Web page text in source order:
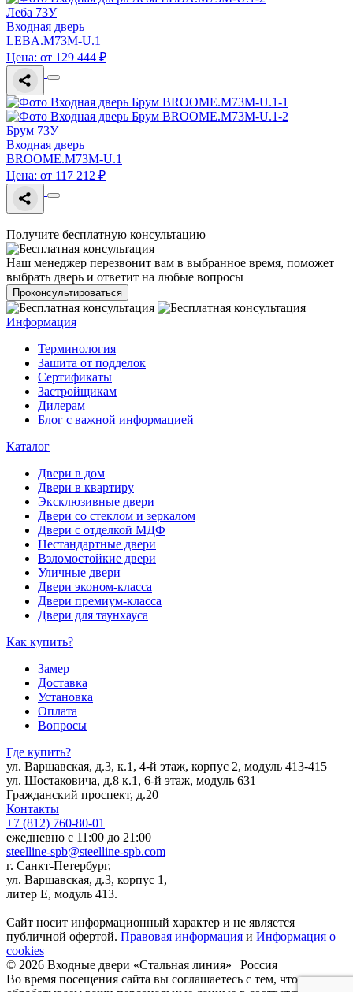
Леба 73У
Входная дверь
LEBA.M73M-U.1
Цена: от 129 444 ₽
Брум 73У
Входная дверь
BROOME.M73M-U.1
Цена: от 117 212 ₽
Получите бесплатную консультацию
Наш менеджер перезвонит вам в выбранное время, поможет
выбрать дверь и ответит на любые вопросы
Проконсультироваться
Информация
Терминология
Зашита от подделок
Сертификаты
Застройщикам
Дилерам
Блог с важной информацией
Каталог
Двери в дом
Двери в квартиру
Эксклюзивные двери
Двери со стеклом и зеркалом
Двери с отделкой МДФ
Нестандартные двери
Взломостойкие двери
Уличные двери
Двери эконом-класса
Двери премиум-класса
Двери для таунхауса
Как купить?
Замер
Доставка
Установка
Оплата
Вопросы
Где купить?
ул. Варшавская, д.3, к.1, 4-й этаж, корпус 2, модуль 413-415
ул. Шостаковича, д.8 к.1, 6-й этаж, модуль 631
Гражданский проспект, д.20
Контакты
+7 (812) 760-80-01
ежедневно с 11:00 до 21:00
steelline-spb@steelline-spb.com
г. Санкт-Петербург,
ул. Варшавская, д.3, корпус 1,
литер Е, модуль 413.
Сайт носит информационный характер и не является
публичной офертой. Правовая информация и Информация о
cookies
© 2026 Входные двери «Стальная линия» | Россия
Во время посещения сайта вы соглашаетесь с тем, что мы